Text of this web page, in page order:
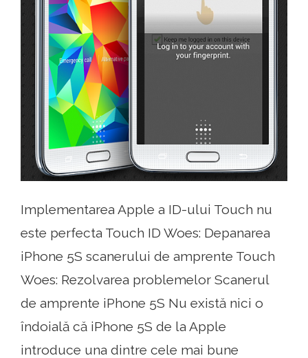
Implementarea Apple a ID-ului Touch nu
este perfecta Touch ID Woes: Depanarea
iPhone 5S scanerului de amprente Touch
Woes: Rezolvarea problemelor Scanerul
de amprente iPhone 5S Nu există nici o
îndoială că iPhone 5S de la Apple
introduce una dintre cele mai bune